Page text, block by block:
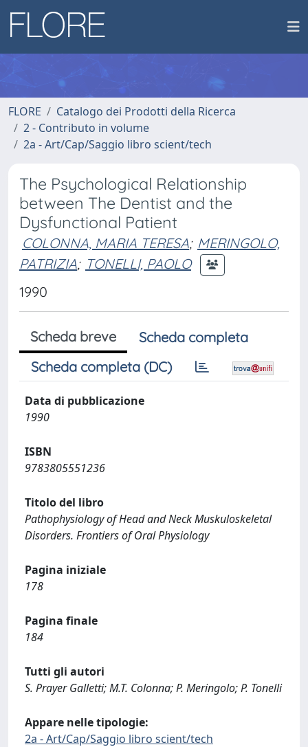
FLORE
Catalogo dei Prodotti della Ricerca
2 - Contributo in volume
2a - Art/Cap/Saggio libro scient/tech
The Psychological Relationship
between The Dentist and the
Dysfunctional Patient
COLONNA, MARIA TERESA; MERINGOLO,
PATRIZIA; TONELLI, PAOLO
1990
Scheda breve
Scheda completa
Scheda completa (DC)
Data di pubblicazione
1990
ISBN
9783805551236
Titolo del libro
Pathophysiology of Head and Neck Muskuloskeletal
Disorders. Frontiers of Oral Physiology
Pagina iniziale
178
Pagina finale
184
Tutti gli autori
S. Prayer Galletti; M.T. Colonna; P. Meringolo; P. Tonelli
Appare nelle tipologie:
2a - Art/Cap/Saggio libro scient/tech